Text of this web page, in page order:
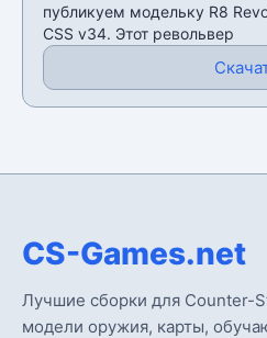
публикуем модельку R8
CSS v34. Этот револьвер
CS-Games.net
Лучшие сборки для Counter-
модели оружия, карты,